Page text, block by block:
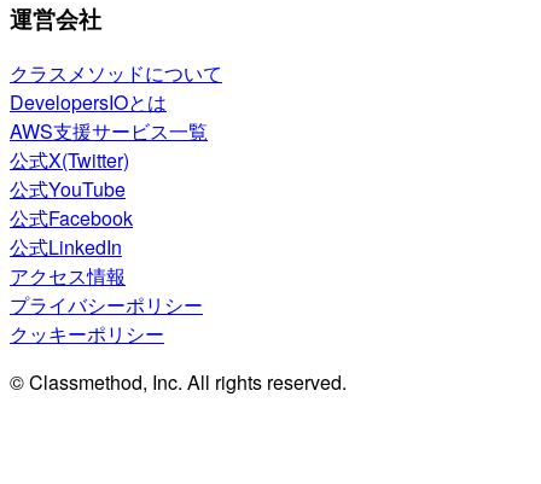
運営会社
クラスメソッドについて
DevelopersIOとは
AWS支援サービス一覧
公式X(Twitter)
公式YouTube
公式Facebook
公式LinkedIn
アクセス情報
プライバシーポリシー
クッキーポリシー
© Classmethod, Inc. All rights reserved.